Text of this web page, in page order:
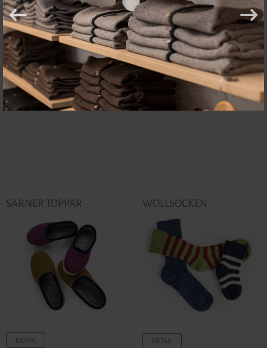
ZUM SHOP
BABY & KIND
SARNER TOPPAR
DETAIL
WOLLSOCKEN
DETAIL